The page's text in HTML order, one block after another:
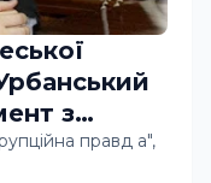
з
правд а",